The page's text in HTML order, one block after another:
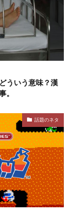
ういう意味？漢
。
話題のネタ